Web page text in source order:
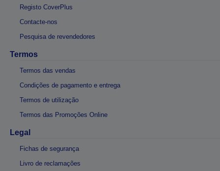
Registo CoverPlus
Contacte-nos
Pesquisa de revendedores
Termos
Termos das vendas
Condições de pagamento e entrega
Termos de utilização
Termos das Promoções Online
Legal
Fichas de segurança
Livro de reclamações